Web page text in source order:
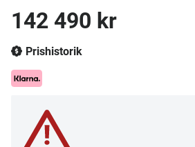
142 490 kr
Prishistorik